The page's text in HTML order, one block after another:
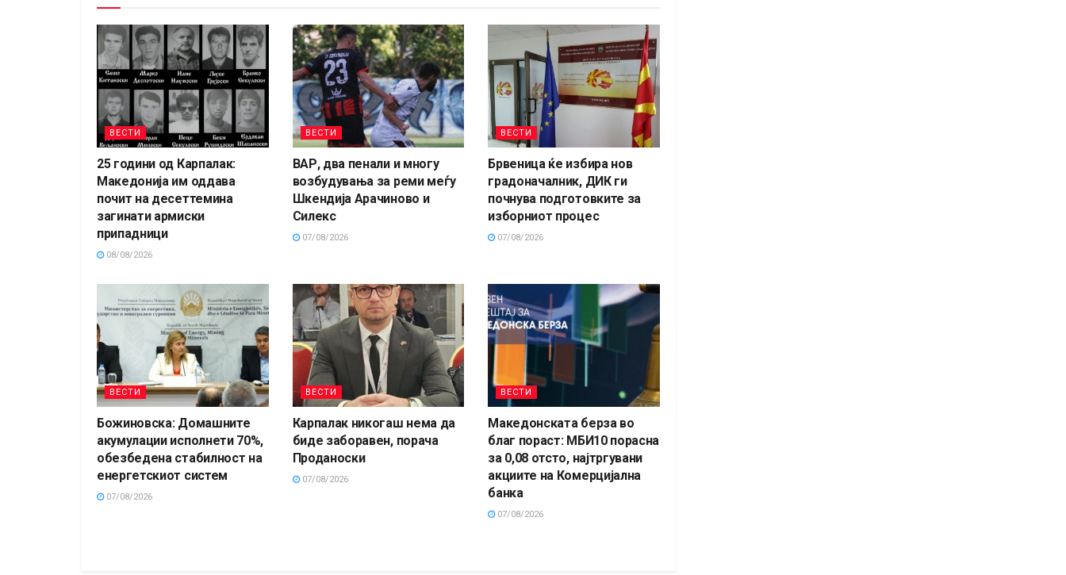
ВЕСТИ
25 години од Карпалак:
Македонија им оддава
почит на десеттемина
загинати армиски
припадници
08/08/2026
ВЕСТИ
ВАР, два пенали и многу
возбудувања за реми меѓу
Шкендија Арачиново и
Силекс
07/08/2026
ВЕСТИ
Брвеница ќе избира нов
градоначалник, ДИК ги
почнува подготовките за
изборниот процес
07/08/2026
ВЕСТИ
Божиновска: Домашните
акумулации исполнети 70%,
обезбедена стабилност на
енергетскиот систем
07/08/2026
ВЕСТИ
Карпалак никогаш нема да
биде заборавен, порача
Проданоски
07/08/2026
ВЕСТИ
Македонската берза во
благ пораст: МБИ10 порасна
за 0,08 отсто, најтргувани
акциите на Комерцијална
банка
07/08/2026